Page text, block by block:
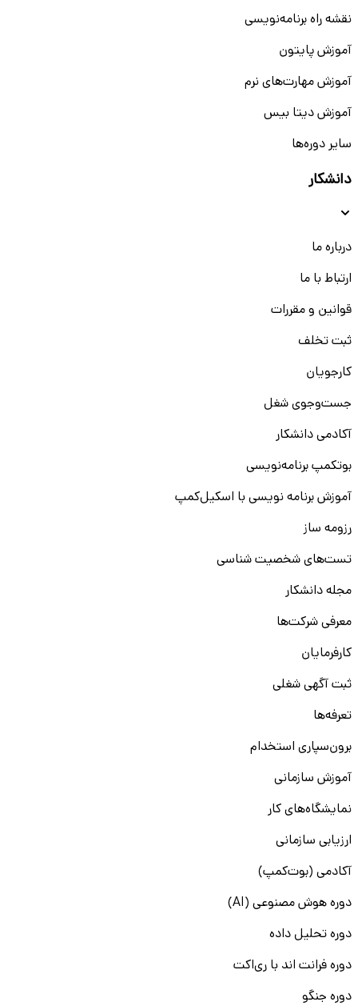
نقشه راه برنامه‌نویسی
آموزش پایتون
آموزش مهارت‌های نرم
آموزش دیتا بیس
سایر دوره‌ها
دانشکار
درباره ما
ارتباط با ما
قوانین و مقررات
ثبت تخلف
کارجویان
جست‌و‌جوی شغل
آکادمی دانشکار
بوتکمپ برنامه‌نویسی
آموزش برنامه نویسی با اسکیل‌کمپ
رزومه ساز
تست‌های شخصیت شناسی
مجله دانشکار
معرفی شرکت‌ها
کارفرمایان
ثبت آگهی شغلی
تعرفه‌ها
برون‌سپاری استخدام
آموزش سازمانی
نمایشگاه‌های کار
ارزیابی سازمانی
آکادمی (بوت‌کمپ)
دوره هوش مصنوعی (AI)
دوره تحلیل داده
دوره فرانت اند با ری‌اکت
دوره جنگو